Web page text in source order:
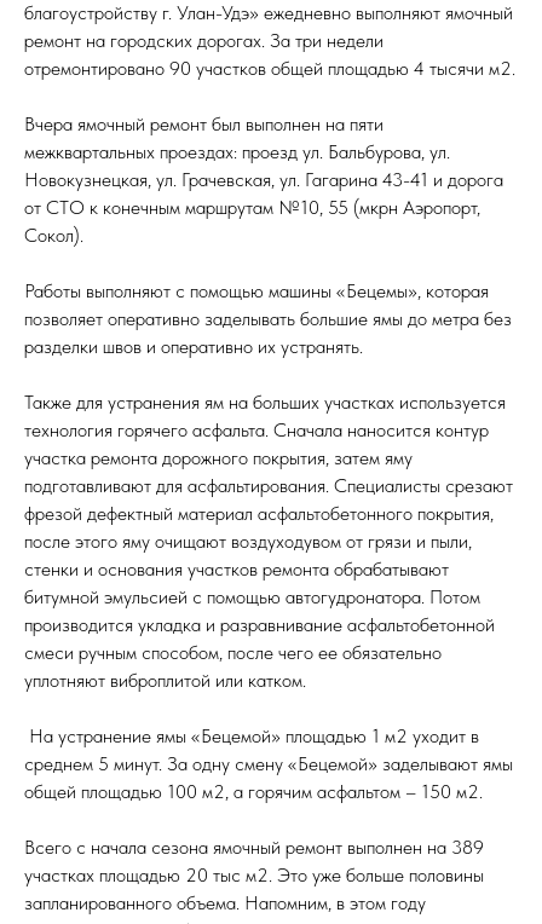
благоустройству г. Улан-Удэ» ежедневно выполняют ямочный
ремонт на городских дорогах. За три недели
отремонтировано 90 участков общей площадью 4 тысячи м2.
Вчера ямочный ремонт был выполнен на пяти
межквартальных проездах: проезд ул. Бальбурова, ул.
Новокузнецкая, ул. Грачевская, ул. Гагарина 43-41 и дорога
от СТО к конечным маршрутам №10, 55 (мкрн Аэропорт,
Сокол).
Работы выполняют с помощью машины «Бецемы», которая
позволяет оперативно заделывать большие ямы до метра без
разделки швов и оперативно их устранять.
Также для устранения ям на больших участках используется
технология горячего асфальта. Сначала наносится контур
участка ремонта дорожного покрытия, затем яму
подготавливают для асфальтирования. Специалисты срезают
фрезой дефектный материал асфальтобетонного покрытия,
после этого яму очищают воздуходувом от грязи и пыли,
стенки и основания участков ремонта обрабатывают
битумной эмульсией с помощью автогудронатора. Потом
производится укладка и разравнивание асфальтобетонной
смеси ручным способом, после чего ее обязательно
уплотняют виброплитой или катком.
На устранение ямы «Бецемой» площадью 1 м2 уходит в
среднем 5 минут. За одну смену «Бецемой» заделывают ямы
общей площадью 100 м2, а горячим асфальтом – 150 м2.
Всего с начала сезона ямочный ремонт выполнен на 389
участках площадью 20 тыс м2. Это уже больше половины
запланированного объема. Напомним, в этом году